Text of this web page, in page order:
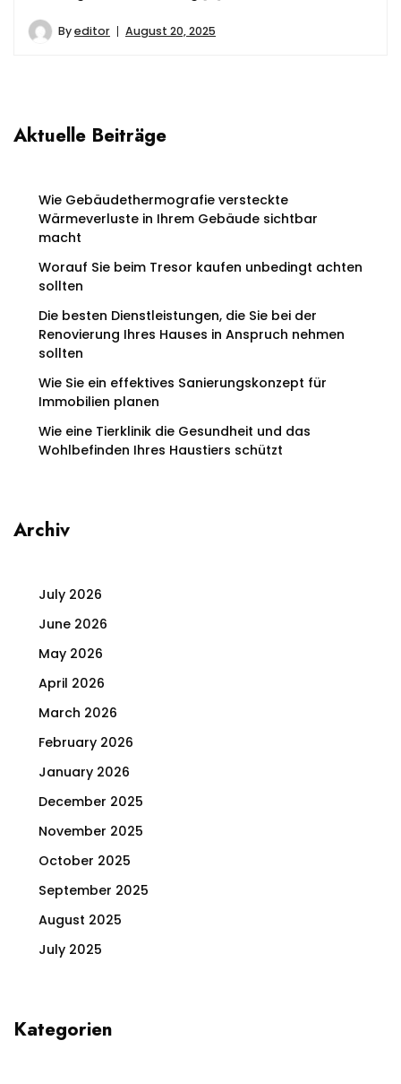
Byeditor August 20, 2025
Aktuelle Beiträge
Wie Gebäudethermografie versteckte
Wärmeverluste in Ihrem Gebäude sichtbar
macht
Worauf Sie beim Tresor kaufen unbedingt achten
sollten
Die besten Dienstleistungen, die Sie bei der
Renovierung Ihres Hauses in Anspruch nehmen
sollten
Wie Sie ein effektives Sanierungskonzept für
Immobilien planen
Wie eine Tierklinik die Gesundheit und das
Wohlbefinden Ihres Haustiers schützt
Archiv
July 2026
June 2026
May 2026
April 2026
March 2026
February 2026
January 2026
December 2025
November 2025
October 2025
September 2025
August 2025
July 2025
Kategorien